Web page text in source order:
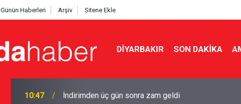
Günün Haberleri Arşiv Sitene Ekle
DIYARBAKIR SON DAKIKA
10:38 Diyarbakır'da aynı gece iki evde yangın